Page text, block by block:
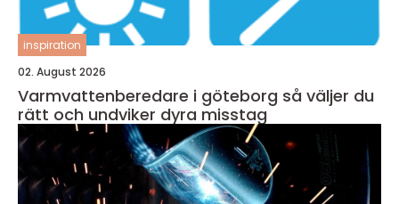
inspiration
02. August 2026
Varmvattenberedare i göteborg så väljer du
rätt och undviker dyra misstag